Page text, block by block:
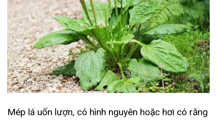
Mép lá uốn lượn, có hình nguyên hoặc hơi có răng